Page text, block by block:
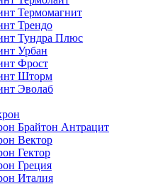
Термомагнит
Трендо
Тундра Плюс
Урбан
Фрост
Шторм
Эволаб
Брайтон Антрацит
Вектор
Гектор
Греция
Италия